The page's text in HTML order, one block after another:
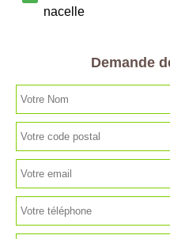
nacelle
Demande